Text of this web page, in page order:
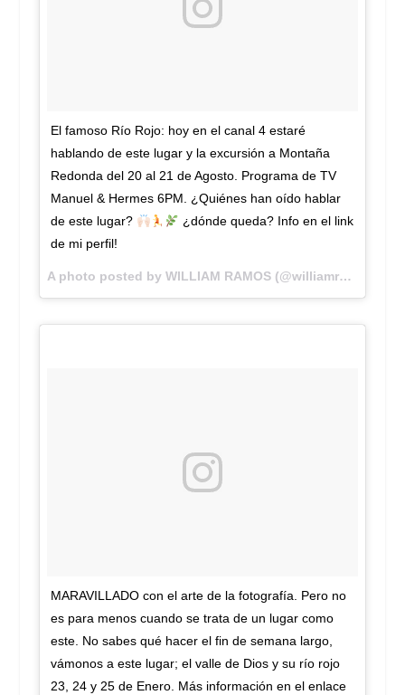
El famoso Río Rojo: hoy en el canal 4 estaré
hablando de este lugar y la excursión a Montaña
Redonda del 20 al 21 de Agosto. Programa de TV
Manuel & Hermes 6PM. ¿Quiénes han oído hablar
de este lugar?
¿dónde queda? Info en el link
de mi perfil!
A photo posted by WILLIAM RAMOS (@williamramostv) on
MARAVILLADO con el arte de la fotografía. Pero no
es para menos cuando se trata de un lugar como
este. No sabes qué hacer el fin de semana largo,
vámonos a este lugar; el valle de Dios y su río rojo
23, 24 y 25 de Enero. Más información en el enlace